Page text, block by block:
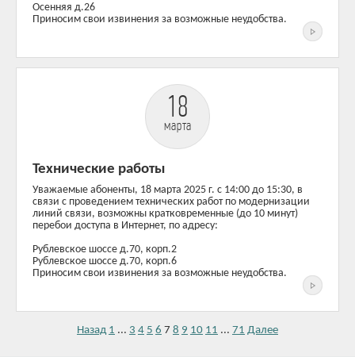
Осенняя д.26
Приносим свои извинения за возможные неудобства.
18
марта
Технические работы
Уважаемые абоненты, 18 марта 2025 г. c 14:00 до 15:30, в
связи с проведением технических работ по модернизации
линий связи, возможны кратковременные (до 10 минут)
перебои доступа в Интернет, по адресу:
Рублевское шоссе д.70, корп.2
Рублевское шоссе д.70, корп.6
Приносим свои извинения за возможные неудобства.
Назад 1 ... 3 4 5 6 7 8 9 10 11 ... 71 Далее